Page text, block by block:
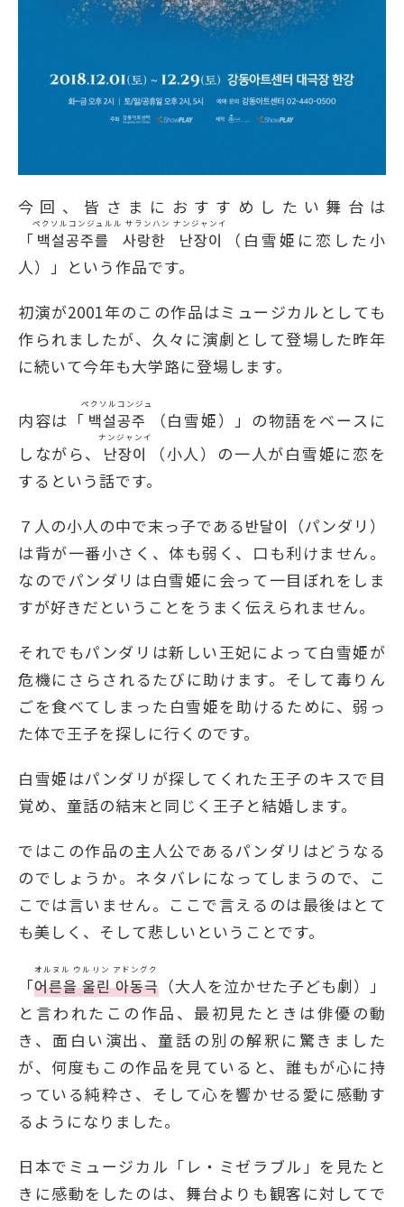
今回、皆さまにおすすめしたい舞台は
「 백설공주를 사랑한 난장이
ペクソルコンジュルル サランハン ナンジャンイ
（白雪姫に恋した小
人）」という作品です。
初演が2001年のこの作品はミュージカルとしても
作られましたが、久々に演劇として登場した昨年
に続いて今年も大学路に登場します。
内容は「 백설공주
ペクソルコンジュ
（白雪姫）」の物語をベースに
しながら、
난장이
ナンジャンイ
（小人）の一人が白雪姫に恋を
するという話です。
７人の小人の中で末っ子である반달이（パンダリ）
は背が一番小さく、体も弱く、口も利けません。
なのでパンダリは白雪姫に会って一目ぼれをしま
すが好きだということをうまく伝えられません。
それでもパンダリは新しい王妃によって白雪姫が
危機にさらされるたびに助けます。そして毒りん
ごを食べてしまった白雪姫を助けるために、弱っ
た体で王子を探しに行くのです。
白雪姫はパンダリが探してくれた王子のキスで目
覚め、童話の結末と同じく王子と結婚します。
ではこの作品の主人公であるパンダリはどうなる
のでしょうか。ネタバレになってしまうので、こ
こでは言いません。ここで言えるのは最後はとて
も美しく、そして悲しいということです。
「어른을 울린 아동극
オルヌル ウルリン アドングク
（大人を泣かせた子ども劇）」
と言われたこの作品、最初見たときは俳優の動
き、面白い演出、童話の別の解釈に驚きました
が、何度もこの作品を見ていると、誰もが心に持
っている純粋さ、そして心を響かせる愛に感動す
るようになりました。
日本でミュージカル「レ・ミゼラブル」を見たと
きに感動をしたのは、舞台よりも観客に対してで